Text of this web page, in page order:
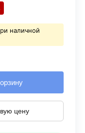
наличной
цену